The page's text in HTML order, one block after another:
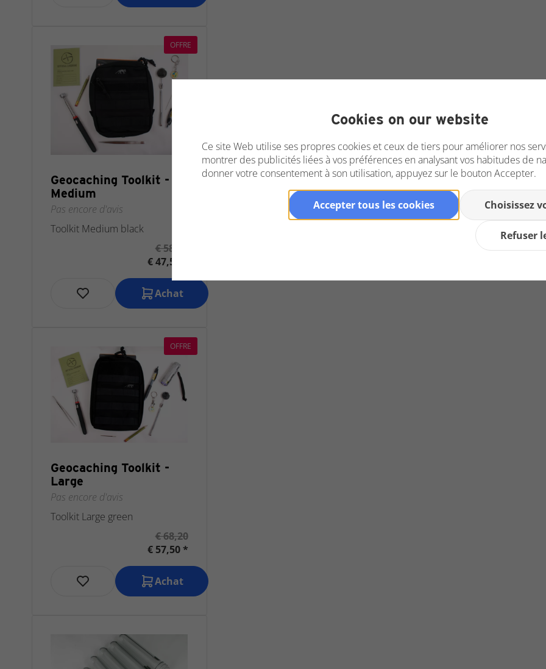
OFFRE
Geocaching Toolkit -
Medium
Pas encore d'avis
Toolkit Medium black
€ 58,70
€ 47,50 *
Achat
OFFRE
Geocaching Toolkit -
Large
Pas encore d'avis
Toolkit Large green
€ 68,20
€ 57,50 *
Achat
Cookies on our website
Ce site Web utilise ses propres cookies et ceux de tiers pour améliorer nos
montrer des publicités liées à vos préférences en analysant vos habitudes de
donner votre consentement à son utilisation, appuyez sur le bouton Accepter.
Accepter tous les cookies Choisissez
Refuser